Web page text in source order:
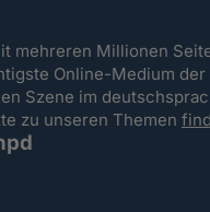
mehreren Millionen
Online-Medium
Szene im
zu unseren Themen